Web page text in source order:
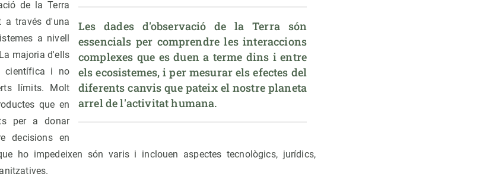
Les dades d'observació de la Terra són
essencials per comprendre les interaccions
complexes que es duen a terme dins i entre
els ecosistemes, i per mesurar els efectes del
diferents canvis que pateix el nostre planeta
arrel de l'activitat humana.
de la Terra
a través d'una
a nivell
majoria d'ells
científica i no
límits. Molt
que en
per a donar
decisions en
ho impedeixen són varis i inclouen aspectes tecnològics, jurídics,